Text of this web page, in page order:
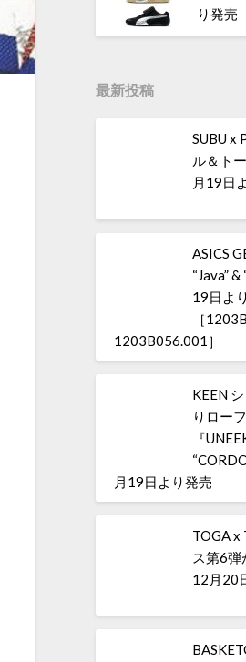
り発売
最新投稿
SUBU x
ル＆ト
月19日
ASICS
“Java”
19日よ
［
1203B056.001］
KEEN
りロー
『
月19日より発売
TOGA x
ス第6
12月20